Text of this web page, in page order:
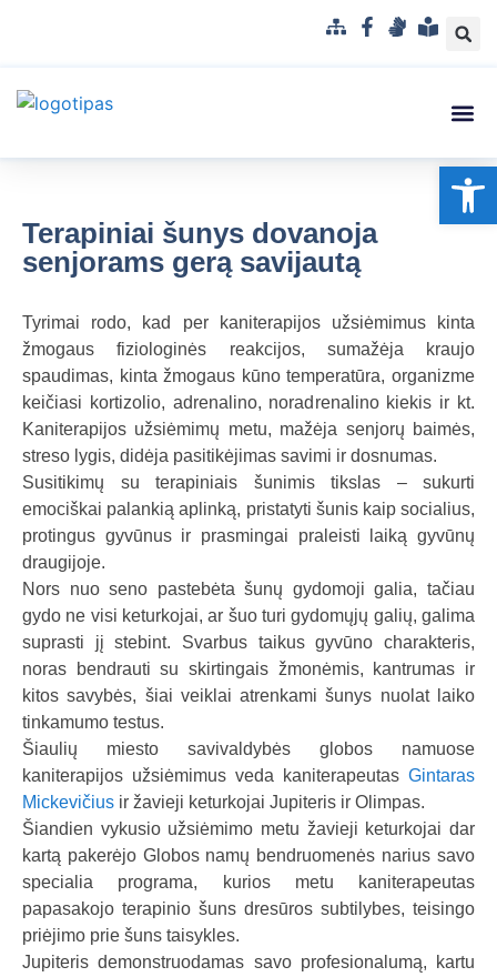
S
F
G
g
a
s
a
n
t
a
m
k
a
l
a
Terapiniai šunys dovanoja
senjorams gerą savijautą
Tyrimai rodo, kad per kaniterapijos užsiėmimus kinta
žmogaus fiziologinės reakcijos, sumažėja kraujo
spaudimas, kinta žmogaus kūno temperatūra, organizme
keičiasi kortizolio, adrenalino, noradrenalino kiekis ir kt.
Kaniterapijos užsiėmimų metu, mažėja senjorų baimės,
streso lygis, didėja pasitikėjimas savimi ir dosnumas.
Susitikimų su terapiniais šunimis tikslas – sukurti
emociškai palankią aplinką, pristatyti šunis kaip socialius,
protingus gyvūnus ir prasmingai praleisti laiką gyvūnų
draugijoje.
Nors nuo seno pastebėta šunų gydomoji galia, tačiau
gydo ne visi keturkojai, ar šuo turi gydomųjų galių, galima
suprasti jį stebint. Svarbus taikus gyvūno charakteris,
noras bendrauti su skirtingais žmonėmis, kantrumas ir
kitos savybės, šiai veiklai atrenkami šunys nuolat laiko
tinkamumo testus.
Šiaulių miesto savivaldybės globos namuose
kaniterapijos užsiėmimus veda kaniterapeutas Gintaras
Mickevičius ir žavieji keturkojai Jupiteris ir Olimpas.
Šiandien vykusio užsiėmimo metu žavieji keturkojai dar
kartą pakerėjo Globos namų bendruomenės narius savo
specialia programa, kurios metu kaniterapeutas
papasakojo terapinio šuns dresūros subtilybes, teisingo
priėjimo prie šuns taisykles.
Jupiteris demonstruodamas savo profesionalumą, kartu